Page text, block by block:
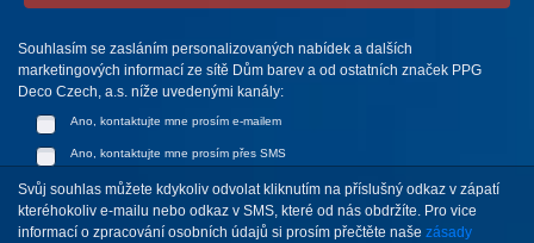
Souhlasím se zasláním personalizovaných nabídek a dalších
marketingových informací ze sítě Dům barev a od ostatních značek PPG
Deco Czech, a.s. níže uvedenými kanály:
Ano, kontaktujte mne prosím e-mailem
Ano, kontaktujte mne prosím přes SMS
Svůj souhlas můžete kdykoliv odvolat kliknutím na příslušný odkaz v zápatí
kteréhokoliv e-mailu nebo odkaz v SMS, které od nás obdržíte. Pro vice
informací o zpracování osobních údajů si prosím přečtěte naše zásady